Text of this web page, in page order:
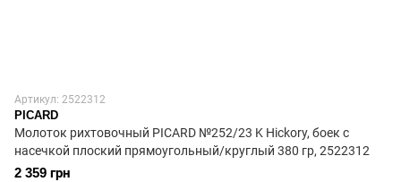
Артикул: 2522312
PICARD
Молоток рихтовочный PICARD №252/23 K Hickory, боек с
насечкой плоский прямоугольный/круглый 380 гр, 2522312
2 359 грн